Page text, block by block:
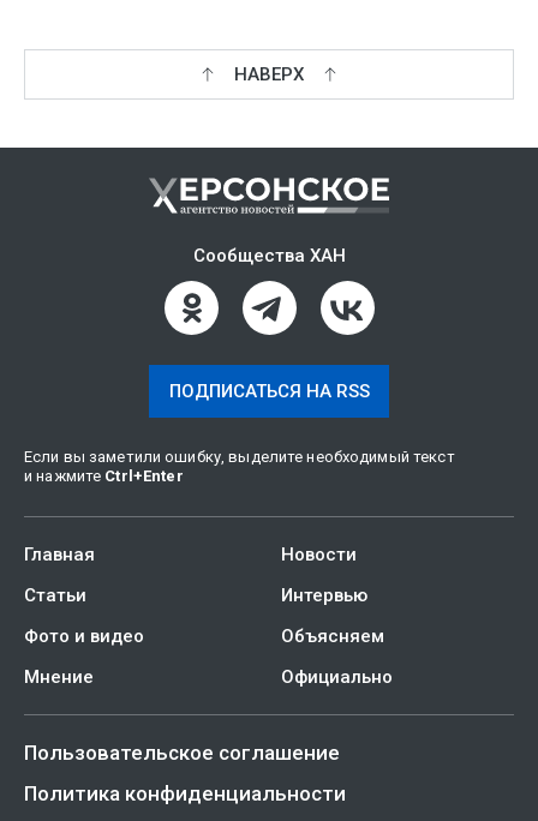
НАВЕРХ
Сообщества ХАН
ПОДПИСАТЬСЯ НА RSS
Если вы заметили ошибку, выделите необходимый текст
и нажмите Ctrl +Enter
Главная
Новости
Статьи
Интервью
Фото и видео
Объясняем
Мнение
Официально
Пользовательское соглашение
Политика конфиденциальности